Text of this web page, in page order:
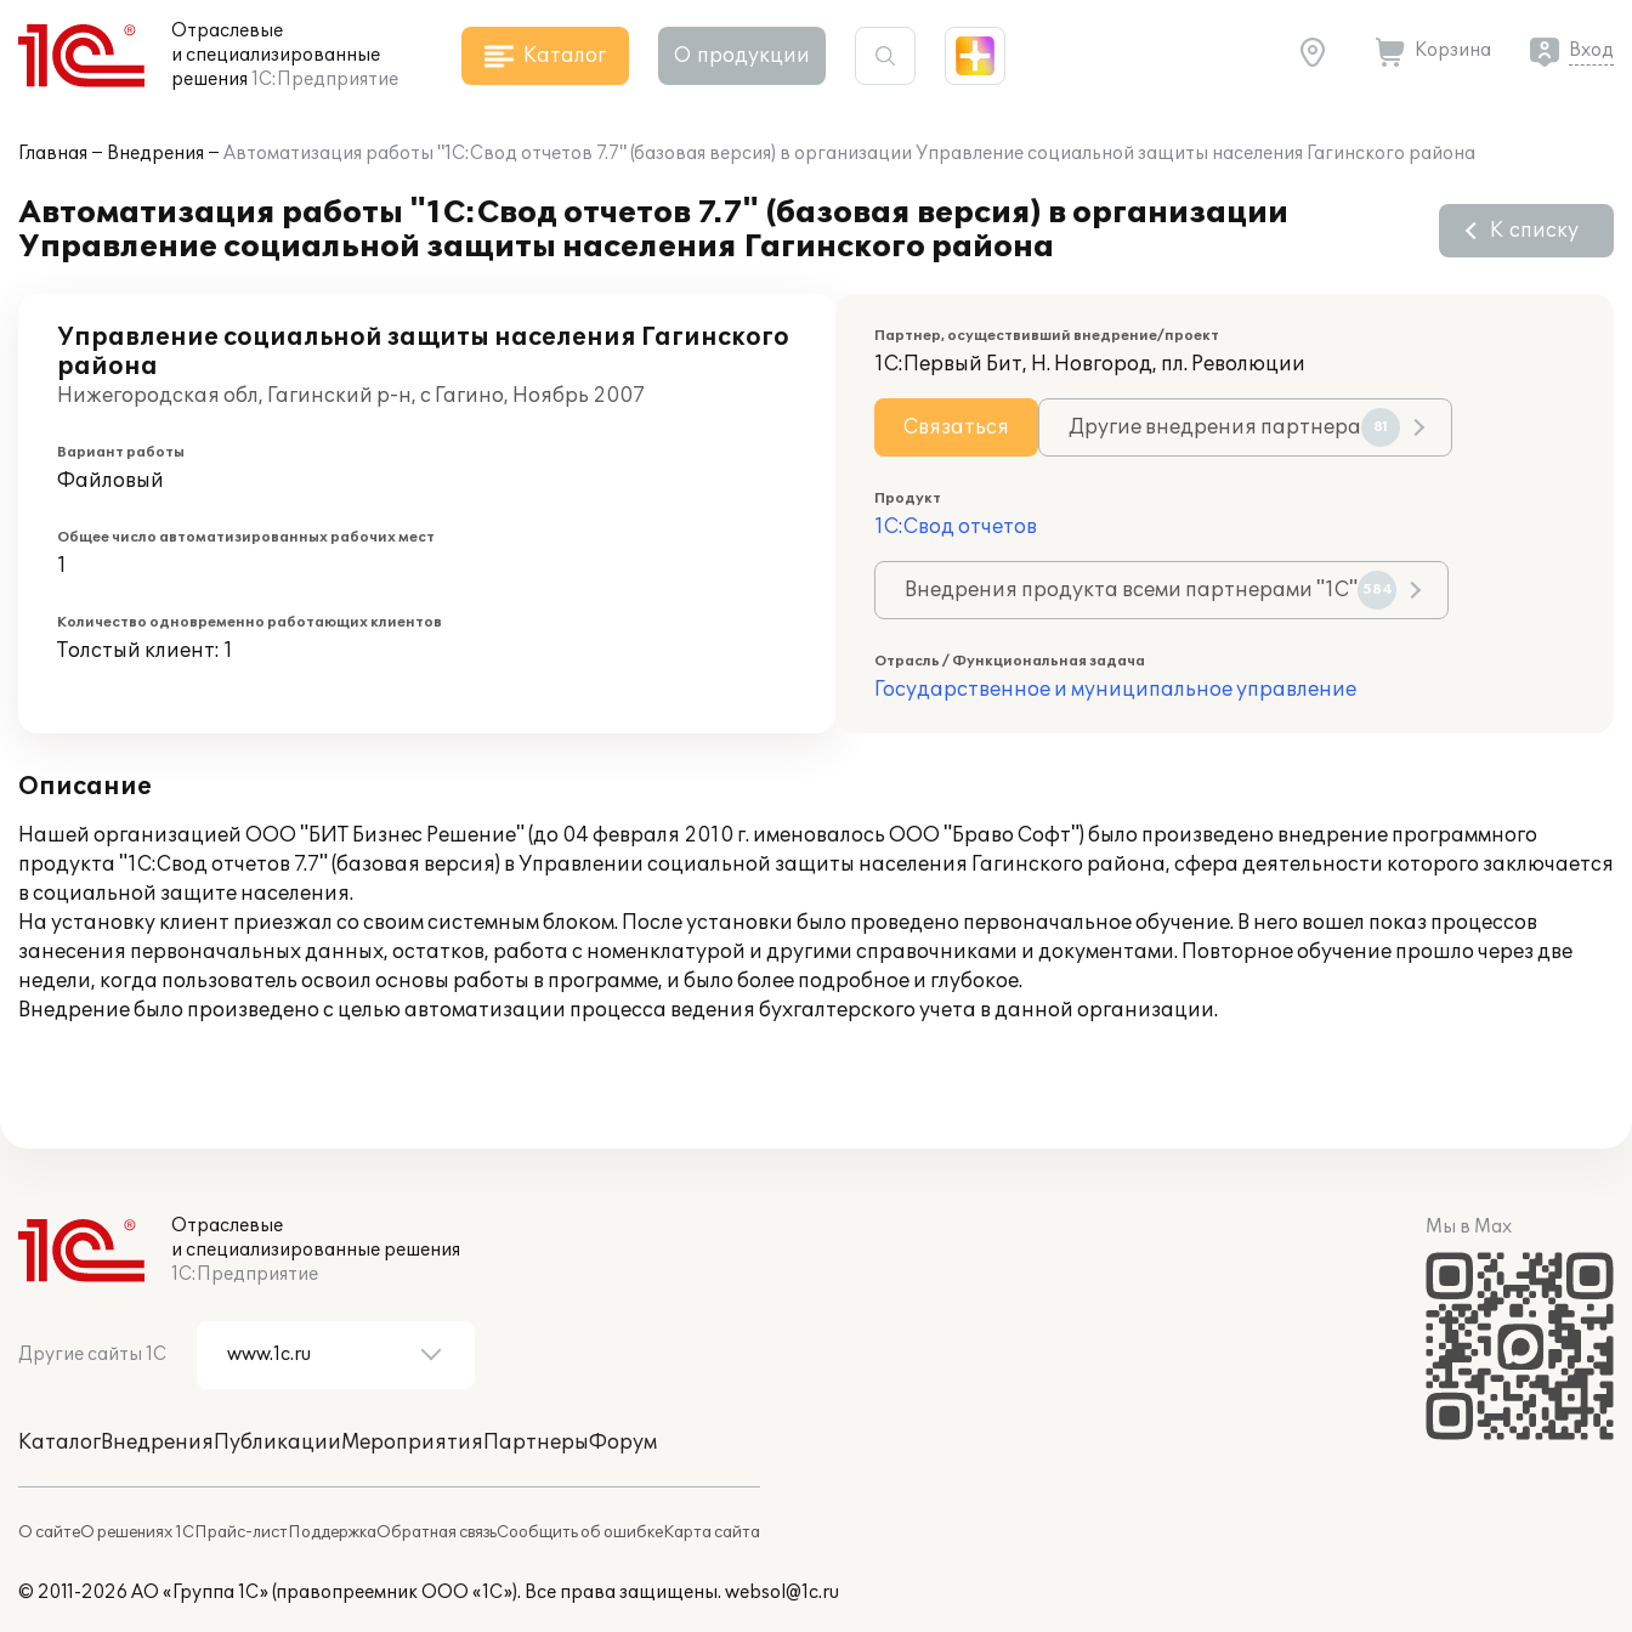
Отраслевые
и специализированные
решения 1С:Предприятие
Каталог О продукции Корзина Вход
Главная Внедрения Автоматизация работы "1С:Свод отчетов 7.7" (базовая версия) в организации Управление социальной защиты населения Гагинского района
Автоматизация работы "1С:Свод отчетов 7.7" (базовая версия) в организации
Управление социальной защиты населения Гагинского района
К списку
Управление социальной защиты населения Гагинского
района
Нижегородская обл, Гагинский р-н, с Гагино, Ноябрь 2007
Вариант работы
Файловый
Общее число автоматизированных рабочих мест
1
Количество одновременно работающих клиентов
Толстый клиент: 1
Партнер, осуществивший внедрение/проект
1С:Первый Бит, Н. Новгород, пл. Революции
Связаться Другие внедрения партнера 81
Продукт
1С:Свод отчетов
Внедрения продукта всеми партнерами "1С" 584
Отрасль / Функциональная задача
Государственное и муниципальное управление
Описание
Нашей организацией ООО "БИТ Бизнес Решение" (до 04 февраля 2010 г. именовалось ООО "Браво Софт") было произведено внедрение программного
продукта "1С:Свод отчетов 7.7" (базовая версия) в Управлении социальной защиты населения Гагинского района, сфера деятельности которого заключается
в социальной защите населения.
На установку клиент приезжал со своим системным блоком. После установки было проведено первоначальное обучение. В него вошел показ процессов
занесения первоначальных данных, остатков, работа с номенклатурой и другими справочниками и документами. Повторное обучение прошло через две
недели, когда пользователь освоил основы работы в программе, и было более подробное и глубокое.
Внедрение было произведено с целью автоматизации процесса ведения бухгалтерского учета в данной организации.
Отраслевые
и специализированные решения
1С:Предприятие
Другие сайты 1С
КаталогВнедренияПубликацииМероприятияПартнерыФорум
О сайтеО решениях 1СПрайс-листПоддержкаОбратная связьСообщить об ошибкеКарта сайта
Мы в Max
© 2011-2026 АО «Группа 1С» (правопреемник ООО «1С»). Все права защищены. websol@1c.ru